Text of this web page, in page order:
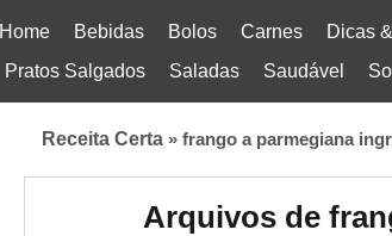
Home Bebidas Bolos Carnes Dicas
Pratos Salgados
Saladas Saudável
Receita Certa » frango a parmegiana
Arquivos de